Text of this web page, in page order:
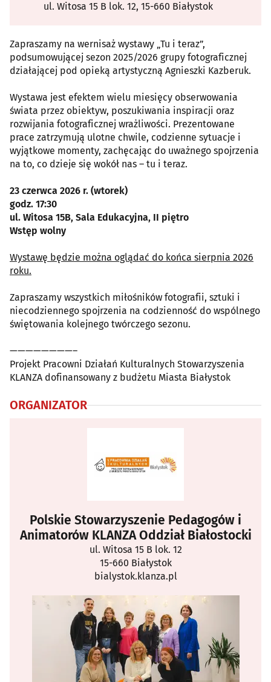
ul. Witosa 15 B lok. 12, 15-660 Białystok
Zapraszamy na wernisaż wystawy „Tu i teraz”,
podsumowującej sezon 2025/2026 grupy fotograficznej
działającej pod opieką artystyczną Agnieszki Kazberuk.
Wystawa jest efektem wielu miesięcy obserwowania
świata przez obiektyw, poszukiwania inspiracji oraz
rozwijania fotograficznej wrażliwości. Prezentowane
prace zatrzymują ulotne chwile, codzienne sytuacje i
wyjątkowe momenty, zachęcając do uważnego spojrzenia
na to, co dzieje się wokół nas – tu i teraz.
23 czerwca 2026 r. (wtorek)
godz. 17:30
ul. Witosa 15B, Sala Edukacyjna, II piętro
Wstęp wolny
Wystawę będzie można oglądać do końca sierpnia 2026
roku.
Zapraszamy wszystkich miłośników fotografii, sztuki i
niecodziennego spojrzenia na codzienność do wspólnego
świętowania kolejnego twórczego sezonu.
————————–
Projekt Pracowni Działań Kulturalnych Stowarzyszenia
KLANZA dofinansowany z budżetu Miasta Białystok
ORGANIZATOR
Polskie Stowarzyszenie Pedagogów i
Animatorów KLANZA Oddział Białostocki
ul. Witosa 15 B lok. 12
15-660 Białystok
bialystok.klanza.pl